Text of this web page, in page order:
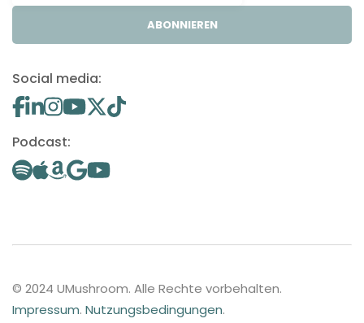
ABONNIEREN
Social media:
Podcast:
© 2024 UMushroom. Alle Rechte vorbehalten.
Impressum. Nutzungsbedingungen.